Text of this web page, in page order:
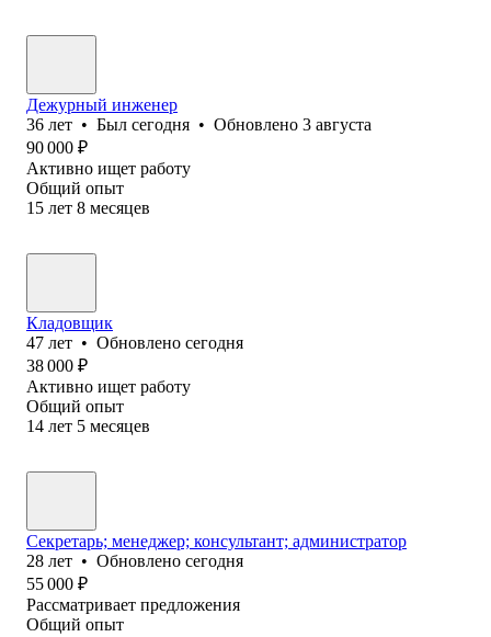
Дежурный инженер
36 лет • Был сегодня • Обновлено 3 августа
90 000 ₽
Активно ищет работу
Общий опыт
15 лет 8 месяцев
Кладовщик
47 лет • Обновлено сегодня
38 000 ₽
Активно ищет работу
Общий опыт
14 лет 5 месяцев
Секретарь; менеджер; консультант; администратор
28 лет • Обновлено сегодня
55 000 ₽
Рассматривает предложения
Общий опыт